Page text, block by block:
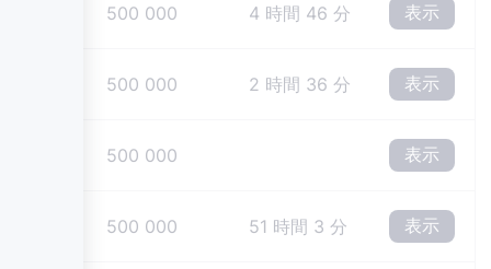
500 000 4 時間 46 分 表示
500 000 2 時間 36 分 表示
500 000 表示
500 000 51 時間 3 分 表示